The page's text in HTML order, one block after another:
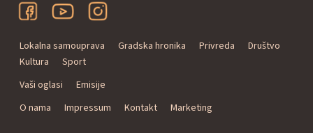
Lokalna samouprava Gradska hronika Privreda
Društvo
Kultura
Sport
Vaši oglasi
Emisije
O nama
Impressum Kontakt Marketing